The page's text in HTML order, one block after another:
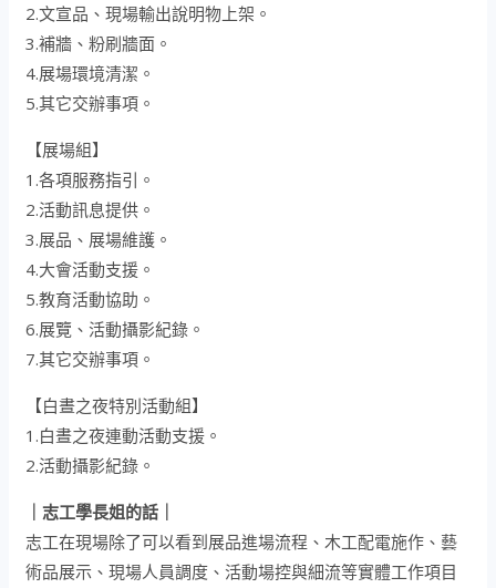
2.文宣品、現場輸出說明物上架。
3.補牆、粉刷牆面。
4.展場環境清潔。
5.其它交辦事項。
【展場組】
1.各項服務指引。
2.活動訊息提供。
3.展品、展場維護。
4.大會活動支援。
5.教育活動協助。
6.展覽、活動攝影紀錄。
7.其它交辦事項。
【白晝之夜特別活動組】
1.白晝之夜連動活動支援。
2.活動攝影紀錄。
｜志工學長姐的話｜
志工在現場除了可以看到展品進場流程、木工配電施作、藝
術品展示、現場人員調度、活動場控與細流等實體工作項目